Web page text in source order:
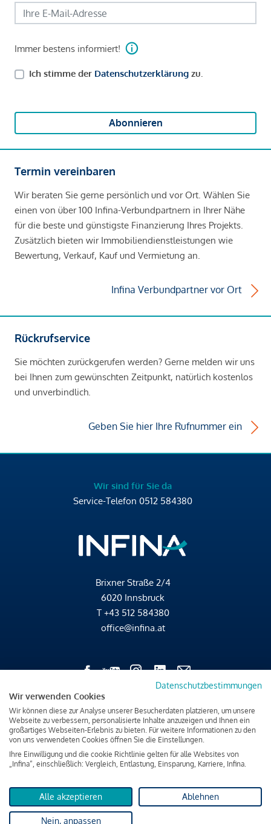
Immer bestens informiert!
Ich stimme der Datenschutzerklärung zu.
Abonnieren
Termin vereinbaren
Wir beraten Sie gerne persönlich und vor Ort. Wählen Sie
einen von über 100 Infina-Verbundpartnern in Ihrer Nähe
für die beste und günstigste Finanzierung Ihres Projekts.
Zusätzlich bieten wir Immobiliendienstleistungen wie
Bewertung, Verkauf, Kauf und Vermietung an.
Infina Verbundpartner vor Ort
Rückrufservice
Sie möchten zurückgerufen werden? Gerne melden wir uns
bei Ihnen zum gewünschten Zeitpunkt, natürlich kostenlos
und unverbindlich.
Geben Sie hier Ihre Rufnummer ein
Wir sind für Sie da
Service-Telefon 0512 584380
Brixner Straße 2/4
6020 Innsbruck
T +43 512 584380
office@infina.at
Impressum
Datenschutz & Cookies
Verbraucherschutzinformation & rechtliche Hinweise
Datenschutzbestimmungen
Wir verwenden Cookies
Wir können diese zur Analyse unserer Besucherdaten platzieren, um unsere
Webseite zu verbessern, personalisierte Inhalte anzuzeigen und Ihnen ein
großartiges Webseiten-Erlebnis zu bieten. Für weitere Informationen zu den
von uns verwendeten Cookies öffnen Sie die Einstellungen.
Ihre Einwilligung und die cookie Richtlinie gelten für alle Websites von
„Infina“, einschließlich: Vergleich, Entlastung, Einsparung, Karriere, Infina.
Alle akzeptieren Ablehnen
Nein, anpassen